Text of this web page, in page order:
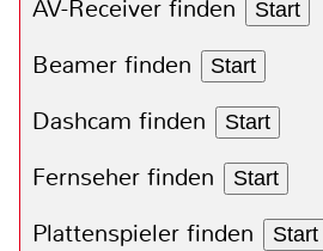
AV-Receiver finden Start
Beamer finden Start
Dashcam finden Start
Fernseher finden Start
Plattenspieler finden Start